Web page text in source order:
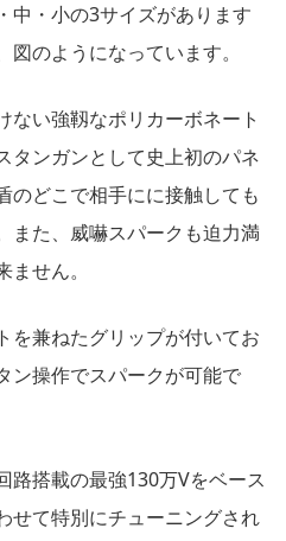
中・小の3サイズがあります
のようになっています。
ない強靱なポリカーボネート
タンガンとして史上初のパネ
のどこで相手にに接触しても
また、威嚇スパークも迫力満
せん。
を兼ねたグリップが付いてお
ン操作でスパークが可能で
路搭載の最強130万Vをベース
せて特別にチューニングされ